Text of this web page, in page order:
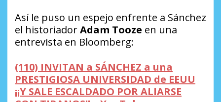
Así le puso un espejo enfrente a Sánchez
el historiadorAdam Tooze en una
entrevista en Bloomberg:
(110) INVITAN a SÁNCHEZ a una
PRESTIGIOSA UNIVERSIDAD de EEUU
¡¡Y SALE ESCALDADO POR ALIARSE